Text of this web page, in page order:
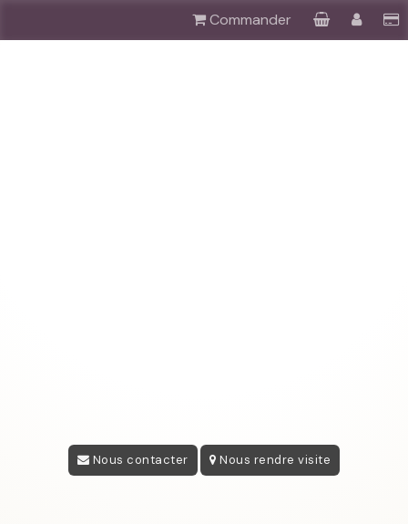
Commander
Nous contacter Nous rendre visite